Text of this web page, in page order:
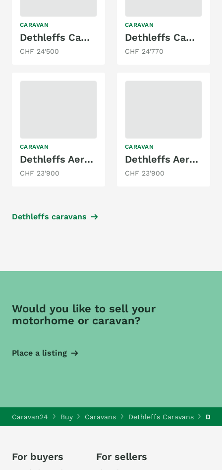
CARAVAN
Dethleffs Camper 470 FR
CHF 24'500
CARAVAN
Dethleffs Camper 470 FR
CHF 24'770
CARAVAN
Dethleffs Aero 500 QSK
CHF 23'900
CARAVAN
Dethleffs Aero 470 FSK
CHF 23'900
Dethleffs caravans
Would you like to sell your
motorhome or caravan?
Place a listing
Caravan24 Buy Caravans Dethleffs Caravans
For buyers For sellers